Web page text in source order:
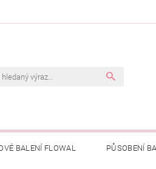
BALENÍ FLOWAL PŮSOBENÍ